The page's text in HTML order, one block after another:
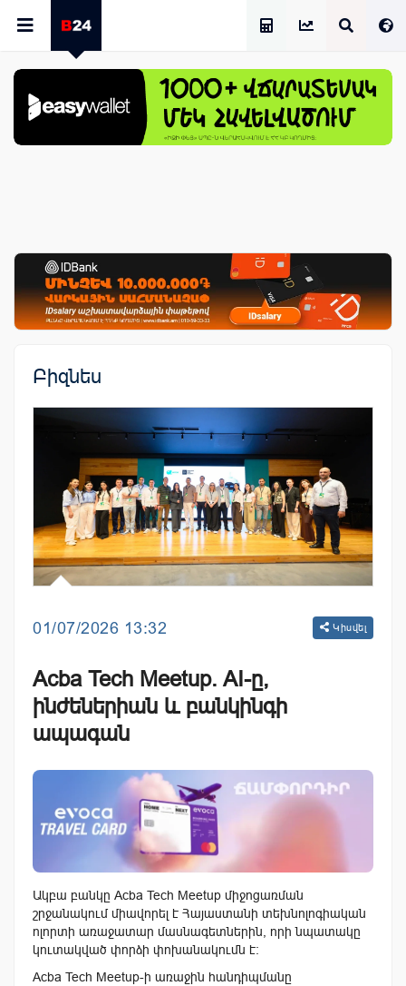
Բիզնես
01/07/2026 13:32 Կիսվել
Acba Tech Meetup. AI-ը,
ինժեներիան և բանկինգի
ապագան
Ակբա բանկը Acba Tech Meetup միջոցառման
շրջանակում միավորել է Հայաստանի տեխնոլոգիական
ոլորտի առաջատար մասնագետներին, որի նպատակը
կուտակված փորձի փոխանակումն է։
Acba Tech Meetup-ի առաջին հանդիպմանը